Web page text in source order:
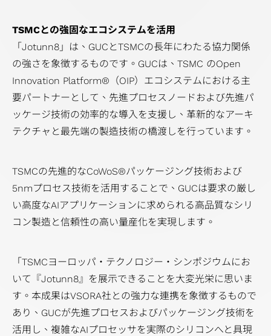
SoC
設
計
ソ
リ
ュ
ー
ョ
ン
TSMCとの強固なエコシステムを活用
「Jotunn8」は、GUCとTSMCの長年にわたる協力関係
の強さを象徴するものです。GUCは、TSMC のOpen
Innovation Platform®（OIP）エコシステムにおける主
要パートナーとして、先進プロセスノードおよび先進パ
ッケージ技術の効率的な導入を支援し、革新的なアーキ
テクチャと最先端の製造技術の橋渡しを行っています。
TSMCの先進的なCoWoS®パッケージング技術および
5nmプロセス技術を活用することで、GUCは要求の厳し
い高度なAIアプリケーションに求められる高品質なシリ
コン製造と信頼性の高い量産化を実現します。
「TSMCヨーロッパ・テクノロジー・シンポジウムにお
いて『Jotunn8』を展示できることを大変光栄に思いま
す。本成果はVSORA社との強力な連携を象徴するもので
あり、GUCが先進プロセスおよびパッケージング技術を
活用し、複雑なAIプロセッサを実際のシリコンへと具現